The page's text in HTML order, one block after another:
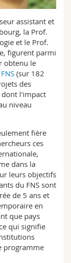
assistant et
la Prof.
et le Prof.
figurent parmi
obtenu le
(sur 182
des
dont l'impact
niveau
fière
ces
dans la
leurs objectifs
du FNS sont
de 5 ans et
en
que pays
qui signifie
programme